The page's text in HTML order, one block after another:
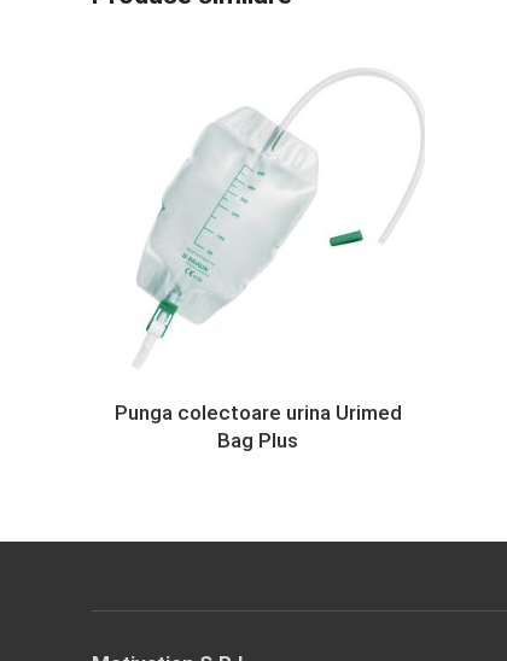
Punga colectoare urina Urimed
Bag Plus